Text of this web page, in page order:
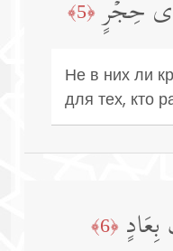
حِجۡرٍ ﴿5﴾
Не в них ли
для тех, кто
﴿6﴾